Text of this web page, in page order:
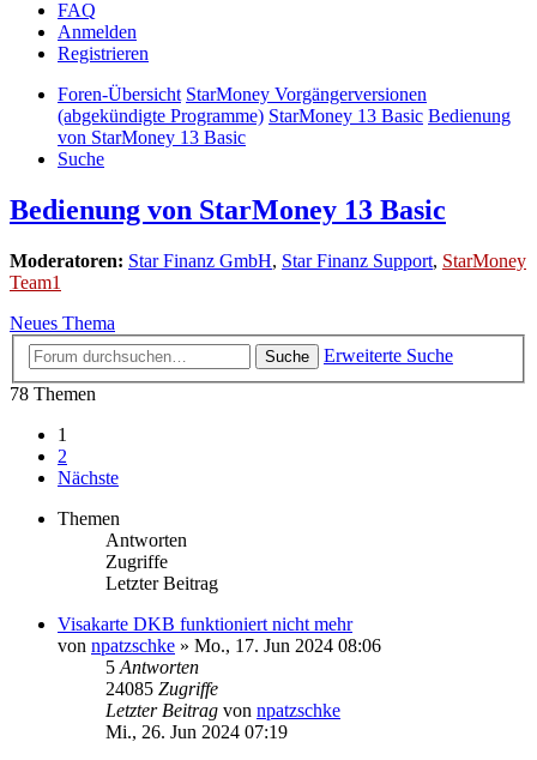
FAQ
Anmelden
Registrieren
Foren-Übersicht StarMoney Vorgängerversionen
(abgekündigte Programme) StarMoney 13 Basic Bedienung
von StarMoney 13 Basic
Suche
Bedienung von StarMoney 13 Basic
Moderatoren: Star Finanz GmbH, Star Finanz Support, StarMoney
Team1
Neues Thema
Suche
Erweiterte Suche
78 Themen
1
2
Nächste
Themen
Antworten
Zugriffe
Letzter Beitrag
Visakarte DKB funktioniert nicht mehr
von npatzschke » Mo., 17. Jun 2024 08:06
5 Antworten
24085 Zugriffe
Letzter Beitrag von npatzschke
Mi., 26. Jun 2024 07:19